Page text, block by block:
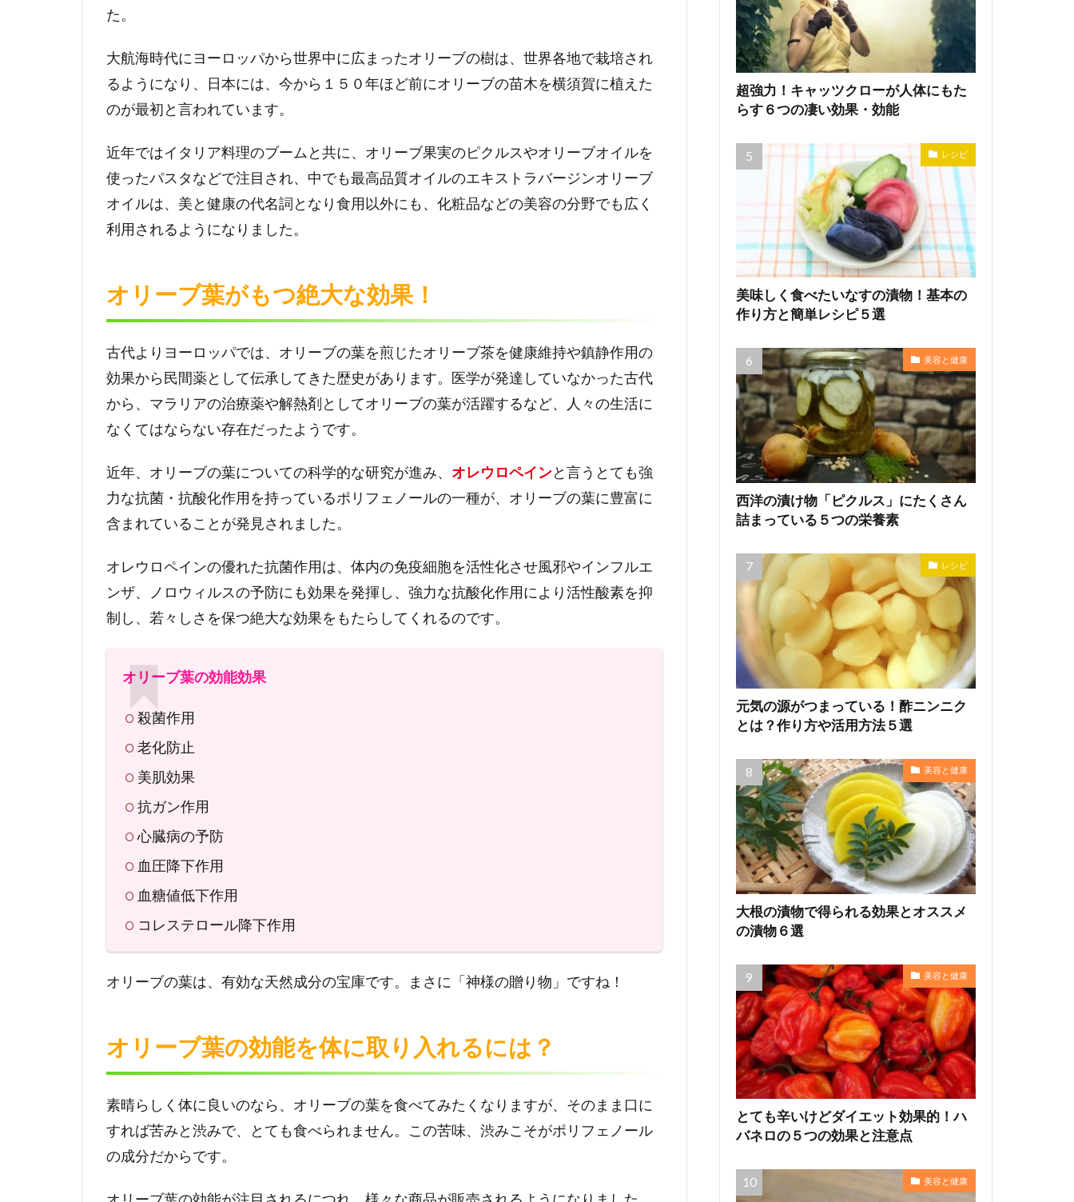
ーブ
効能
を体
り入
れる
に
は？
4
の樹
をお
家で
育て
よ
う！
5
オリ
の葉
みオ
リー
を作
る！
た。
大航海時代にヨーロッパから世界中に広まったオリーブの樹は、世界各地で栽培され
るようになり、日本には、今から１５０年ほど前にオリーブの苗木を横須賀に植えた
のが最初と言われています。
近年ではイタリア料理のブームと共に、オリーブ果実のピクルスやオリーブオイルを
使ったパスタなどで注目され、中でも最高品質オイルのエキストラバージンオリーブ
オイルは、美と健康の代名詞となり食用以外にも、化粧品などの美容の分野でも広く
利用されるようになりました。
オリーブ葉がもつ絶大な効果！
古代よりヨーロッパでは、オリーブの葉を煎じたオリーブ茶を健康維持や鎮静作用の
効果から民間薬として伝承してきた歴史があります。医学が発達していなかった古代
から、マラリアの治療薬や解熱剤としてオリーブの葉が活躍するなど、人々の生活に
なくてはならない存在だったようです。
近年、オリーブの葉についての科学的な研究が進み、 オレウロペインと言うとても強
力な抗菌・抗酸化作用を持っているポリフェノールの一種が、オリーブの葉に豊富に
含まれていることが発見されました。
オレウロペインの優れた抗菌作用は、体内の免疫細胞を活性化させ風邪やインフルエ
ンザ、ノロウィルスの予防にも効果を発揮し、強力な抗酸化作用により活性酸素を抑
制し、若々しさを保つ絶大な効果をもたらしてくれるのです。
オリーブ葉の効能効果
殺菌作用
老化防止
美肌効果
抗ガン作用
心臓病の予防
血圧降下作用
血糖値低下作用
コレステロール降下作用
オリーブの葉は、有効な天然成分の宝庫です。まさに「神様の贈り物」ですね！
オリーブ葉の効能を体に取り入れるには？
素晴らしく体に良いのなら、オリーブの葉を食べてみたくなりますが、そのまま口に
すれば苦みと渋みで、とても食べられません。この苦味、渋みこそがポリフェノール
の成分だからです。
超強力！キャッツクローが人体にもた
らす６つの凄い効果・効能
レシピ
美味しく食べたいなすの漬物！基本の
作り方と簡単レシピ５選
美容と健康
西洋の漬け物「ピクルス」にたくさん
詰まっている５つの栄養素
レシピ
元気の源がつまっている！酢ニンニク
とは？作り方や活用方法５選
美容と健康
大根の漬物で得られる効果とオススメ
の漬物６選
美容と健康
とても辛いけどダイエット効果的！ハ
バネロの５つの効果と注意点
美容と健康